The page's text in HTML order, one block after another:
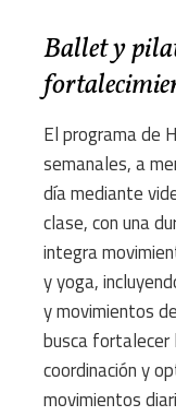
Ballet y
El programa de
semanales, a
día mediante
clase, con una
integra
y yoga,
y movimientos
busca fortalecer
coordinación y
movimientos